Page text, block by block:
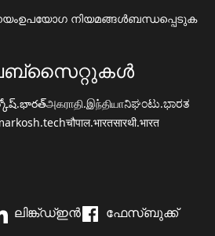
ഉപയോഗ നിയമങ്ങൾബന്ധപ്പെടുക
அகராதி.இந்தியாನಿಘಂಟು.ಭಾರತ
चौपाल.भारतसारथी.भारत
ലിങ്ക്ഡ്ഇൻ
ഫേസ്ബുക്ക്